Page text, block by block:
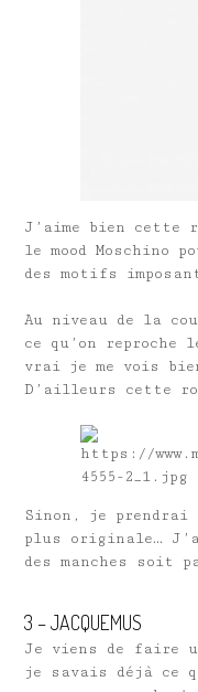
J’aime bien cette
le mood Moschino
des motifs
Au niveau de la
ce qu’on reproche
vrai je me vois
D’ailleurs cette
Sinon, je prendrai
plus originale…
des manches soit
3 – JACQUEMUS
Je viens de faire
je savais déjà ce